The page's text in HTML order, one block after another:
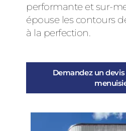
performante et sur-
épouse les contours
à la perfection.
Demandez un